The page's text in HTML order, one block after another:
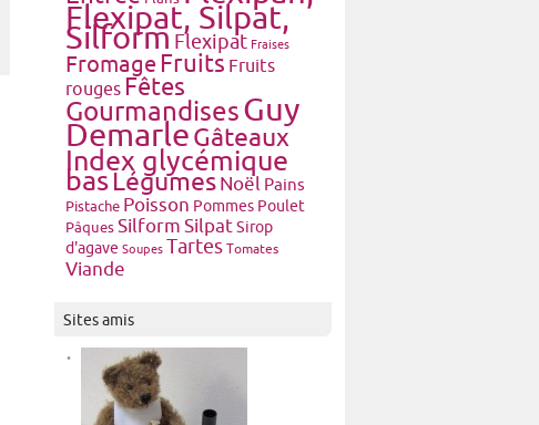
Flexipat, Silpat,
Silform Flexipat Fraises
Fromage Fruits Fruits
rouges Fêtes
Gourmandises Guy
Demarle Gâteaux
Index glycémique
bas Légumes Noël Pains
Pistache Poisson Pommes Poulet
Pâques Silform Silpat Sirop
d'agave Soupes Tartes Tomates
Viande
Sites amis